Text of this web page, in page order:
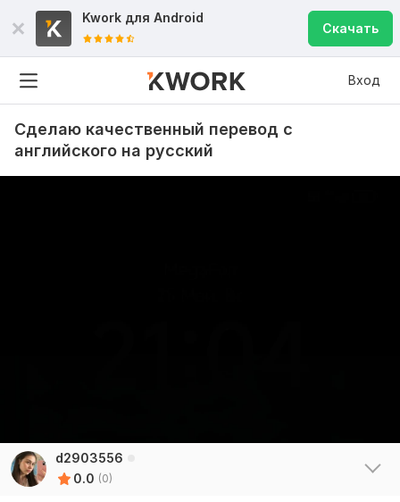
Kwork для Android
Скачать
Вход
Сделаю качественный перевод с
английского на русский
d2903556
0.0 (0)